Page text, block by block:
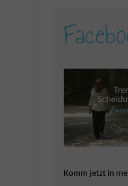
Komm jetzt in